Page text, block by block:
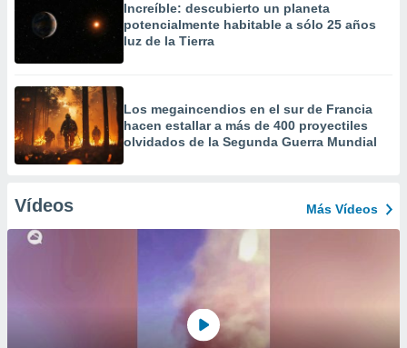
Increíble: descubierto un planeta
potencialmente habitable a sólo 25 años
luz de la Tierra
Los megaincendios en el sur de Francia
hacen estallar a más de 400 proyectiles
olvidados de la Segunda Guerra Mundial
Vídeos Más Vídeos